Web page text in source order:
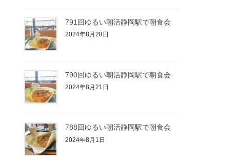
791回ゆるい朝活静岡駅で朝食会
2024年8月28日
790回ゆるい朝活静岡駅で朝食会
2024年8月21日
788回ゆるい朝活静岡駅で朝食会
2024年8月1日